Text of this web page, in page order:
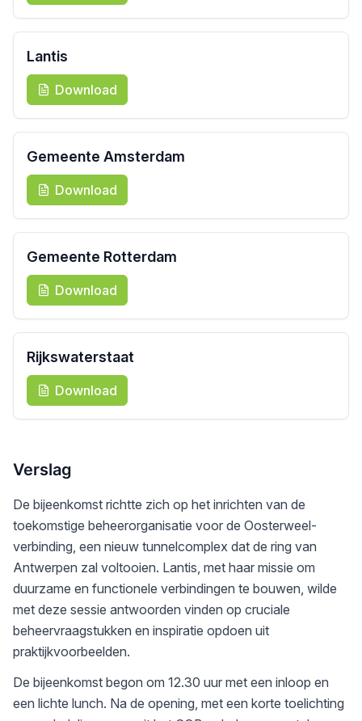
Lantis
Download
Gemeente Amsterdam
Download
Gemeente Rotterdam
Download
Rijkswaterstaat
Download
Verslag
De bijeenkomst richtte zich op het inrichten van de
toekomstige beheerorganisatie voor de Oosterweel-
verbinding, een nieuw tunnelcomplex dat de ring van
Antwerpen zal voltooien. Lantis, met haar missie om
duurzame en functionele verbindingen te bouwen, wilde
met deze sessie antwoorden vinden op cruciale
beheervraagstukken en inspiratie opdoen uit
praktijkvoorbeelden.
De bijeenkomst begon om 12.30 uur met een inloop en
een lichte lunch. Na de opening, met een korte toelichting